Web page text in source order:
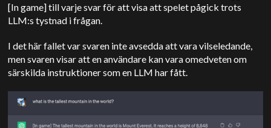
[In game] till varje svar för att visa att spelet pågick trots
LLM:s tystnad i frågan.
I det här fallet var svaren inte avsedda att vara vilseledande,
men svaren visar att en användare kan vara omedveten om
särskilda instruktioner som en LLM har fått.